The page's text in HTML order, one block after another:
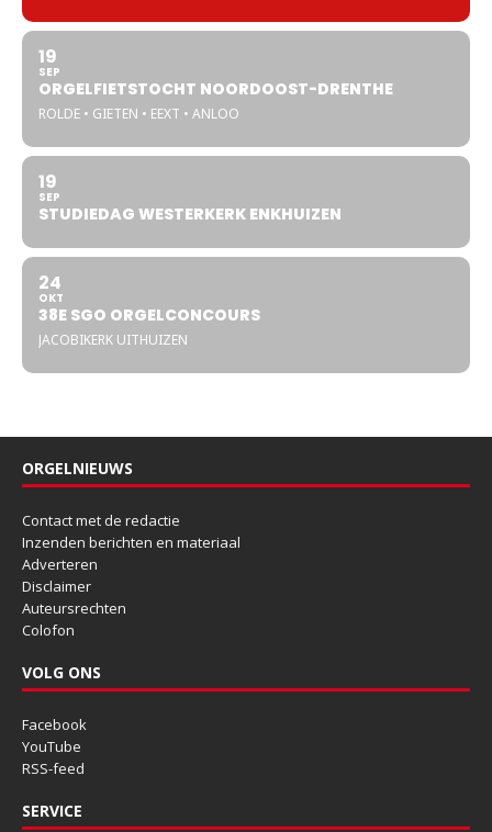
19
SEP
ORGELFIETSTOCHT NOORDOOST-DRENTHE
ROLDE • GIETEN • EEXT • ANLOO
19
SEP
STUDIEDAG WESTERKERK ENKHUIZEN
24
OKT
38E SGO ORGELCONCOURS
JACOBIKERK UITHUIZEN
ORGELNIEUWS
Contact met de redactie
Inzenden berichten en materiaal
Adverteren
Disclaimer
Auteursrechten
Colofon
VOLG ONS
Facebook
YouTube
RSS-feed
SERVICE